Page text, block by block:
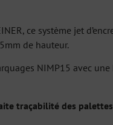
ce système jet
de hauteur.
NIMP15 avec
traçabilité des